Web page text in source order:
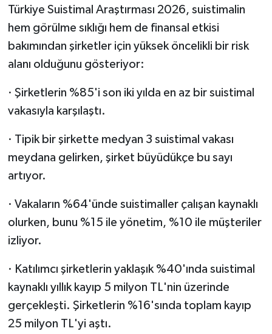
Türkiye Suistimal Araştırması 2026, suistimalin
hem görülme sıklığı hem de finansal etkisi
bakımından şirketler için yüksek öncelikli bir risk
alanı olduğunu gösteriyor:
· Şirketlerin %85'i son iki yılda en az bir suistimal
vakasıyla karşılaştı.
· Tipik bir şirkette medyan 3 suistimal vakası
meydana gelirken, şirket büyüdükçe bu sayı
artıyor.
· Vakaların %64'ünde suistimaller çalışan kaynaklı
olurken, bunu %15 ile yönetim, %10 ile müşteriler
izliyor.
· Katılımcı şirketlerin yaklaşık %40'ında suistimal
kaynaklı yıllık kayıp 5 milyon TL'nin üzerinde
gerçekleşti. Şirketlerin %16'sında toplam kayıp
25 milyon TL'yi aştı.